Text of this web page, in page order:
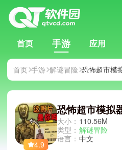
首页 手游 应用
首页 手游 解谜冒险 恐怖超市模
4.9
恐怖超市模拟
大小： 110.56M
类型： 解谜冒险
语言： 中文